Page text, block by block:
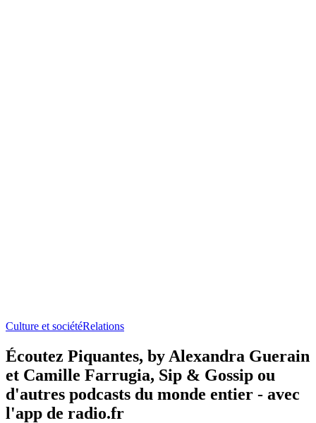
Culture et sociétéRelations
Écoutez Piquantes, by Alexandra Guerain
et Camille Farrugia, Sip & Gossip ou
d'autres podcasts du monde entier - avec
l'app de radio.fr